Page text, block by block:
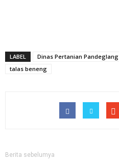
LABEL Dinas Pertanian Pandeglang
talas beneng
Berita sebelumya